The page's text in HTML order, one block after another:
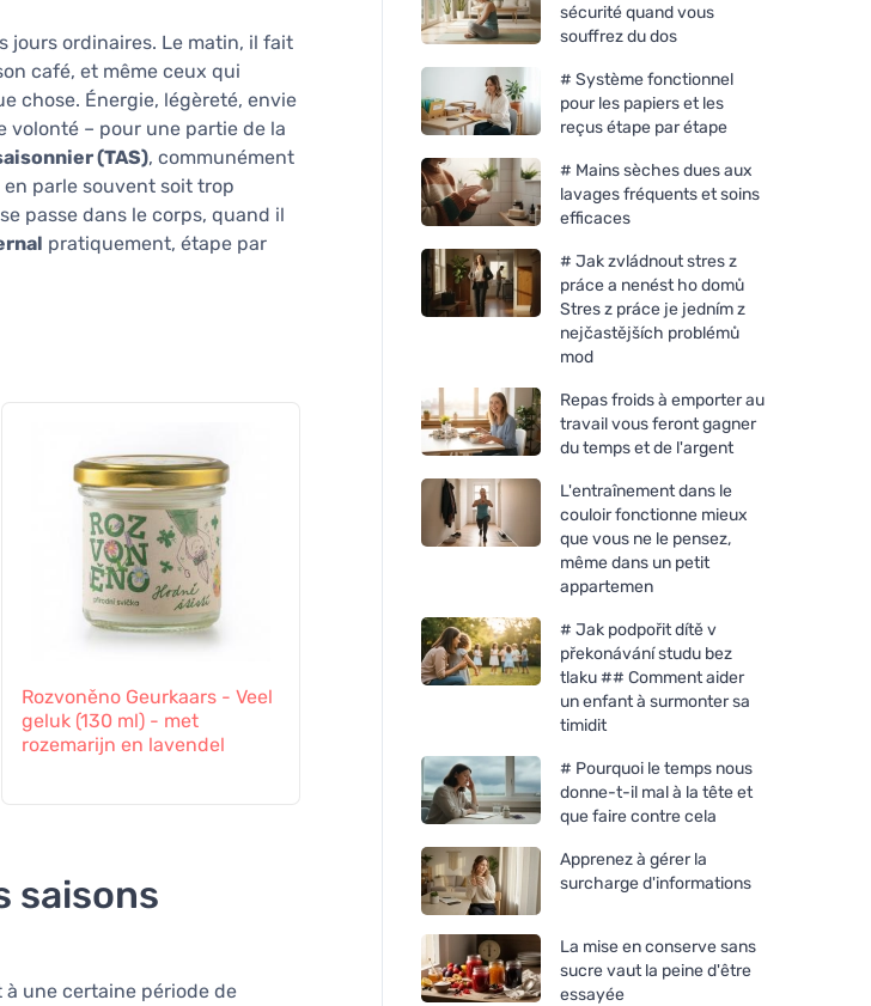
jours ordinaires. Le matin, il fait
café, et même ceux qui
chose. Énergie, légèreté, envie
volonté – pour une partie de la
(TAS), communément
parle souvent soit trop
passe dans le corps, quand il
pratiquement, étape par
Rozvoněno Geurkaars - Veel
geluk (130 ml) - met
rozemarijn en lavendel
Rozvoněno Geurkaars - In
het rijk der dromen (130 ml) -
Rozvoněno
saisons
une certaine période de
sécurité quand vous
souffrez du dos
# Système fonctionnel
pour les papiers et les
reçus étape par étape
# Mains sèches dues aux
lavages fréquents et soins
efficaces
# Jak zvládnout stres z
práce a nenést ho domů
Stres z práce je jedním z
nejčastějších problémů
mod
Repas froids à emporter au
travail vous feront gagner
du temps et de l'argent
L'entraînement dans le
couloir fonctionne mieux
que vous ne le pensez,
même dans un petit
appartemen
# Jak podpořit dítě v
překonávání studu bez
tlaku ## Comment aider
un enfant à surmonter sa
timidit
# Pourquoi le temps nous
donne-t-il mal à la tête et
que faire contre cela
Apprenez à gérer la
surcharge d'informations
La mise en conserve sans
sucre vaut la peine d'être
essayée